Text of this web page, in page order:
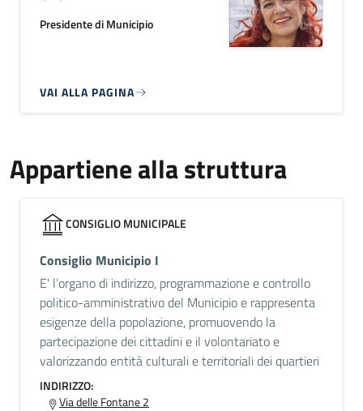
Presidente di Municipio
VAI ALLA PAGINA
Appartiene alla struttura
CONSIGLIO MUNICIPALE
Consiglio Municipio I
E' l’organo di indirizzo, programmazione e controllo
politico-amministrativo del Municipio e rappresenta
esigenze della popolazione, promuovendo la
partecipazione dei cittadini e il volontariato e
valorizzando entità culturali e territoriali dei quartieri
INDIRIZZO:
Via delle Fontane 2